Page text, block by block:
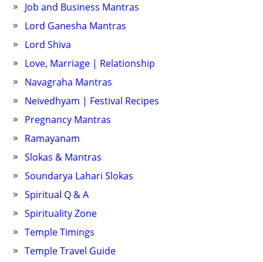
Job and Business Mantras
Lord Ganesha Mantras
Lord Shiva
Love, Marriage | Relationship
Navagraha Mantras
Neivedhyam | Festival Recipes
Pregnancy Mantras
Ramayanam
Slokas & Mantras
Soundarya Lahari Slokas
Spiritual Q & A
Spirituality Zone
Temple Timings
Temple Travel Guide